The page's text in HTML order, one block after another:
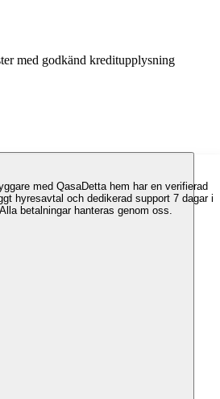
med godkänd kreditupplysning
med QasaDetta hem har en verifierad
hyresavtal och dedikerad support 7 dagar i
betalningar hanteras genom oss.